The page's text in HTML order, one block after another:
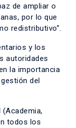
de ampliar o
por lo que
redistributivo”.
y los
autoridades
la importancia
del
todos los